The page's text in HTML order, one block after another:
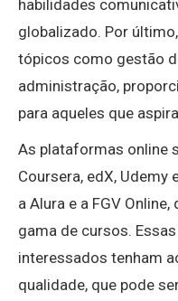
habilidades
globalizado. Por
tópicos como gestão
administração,
para aqueles que
As plataformas online
Coursera, edX,
a Alura e a FGV
gama de cursos.
interessados tenham
qualidade, que pode